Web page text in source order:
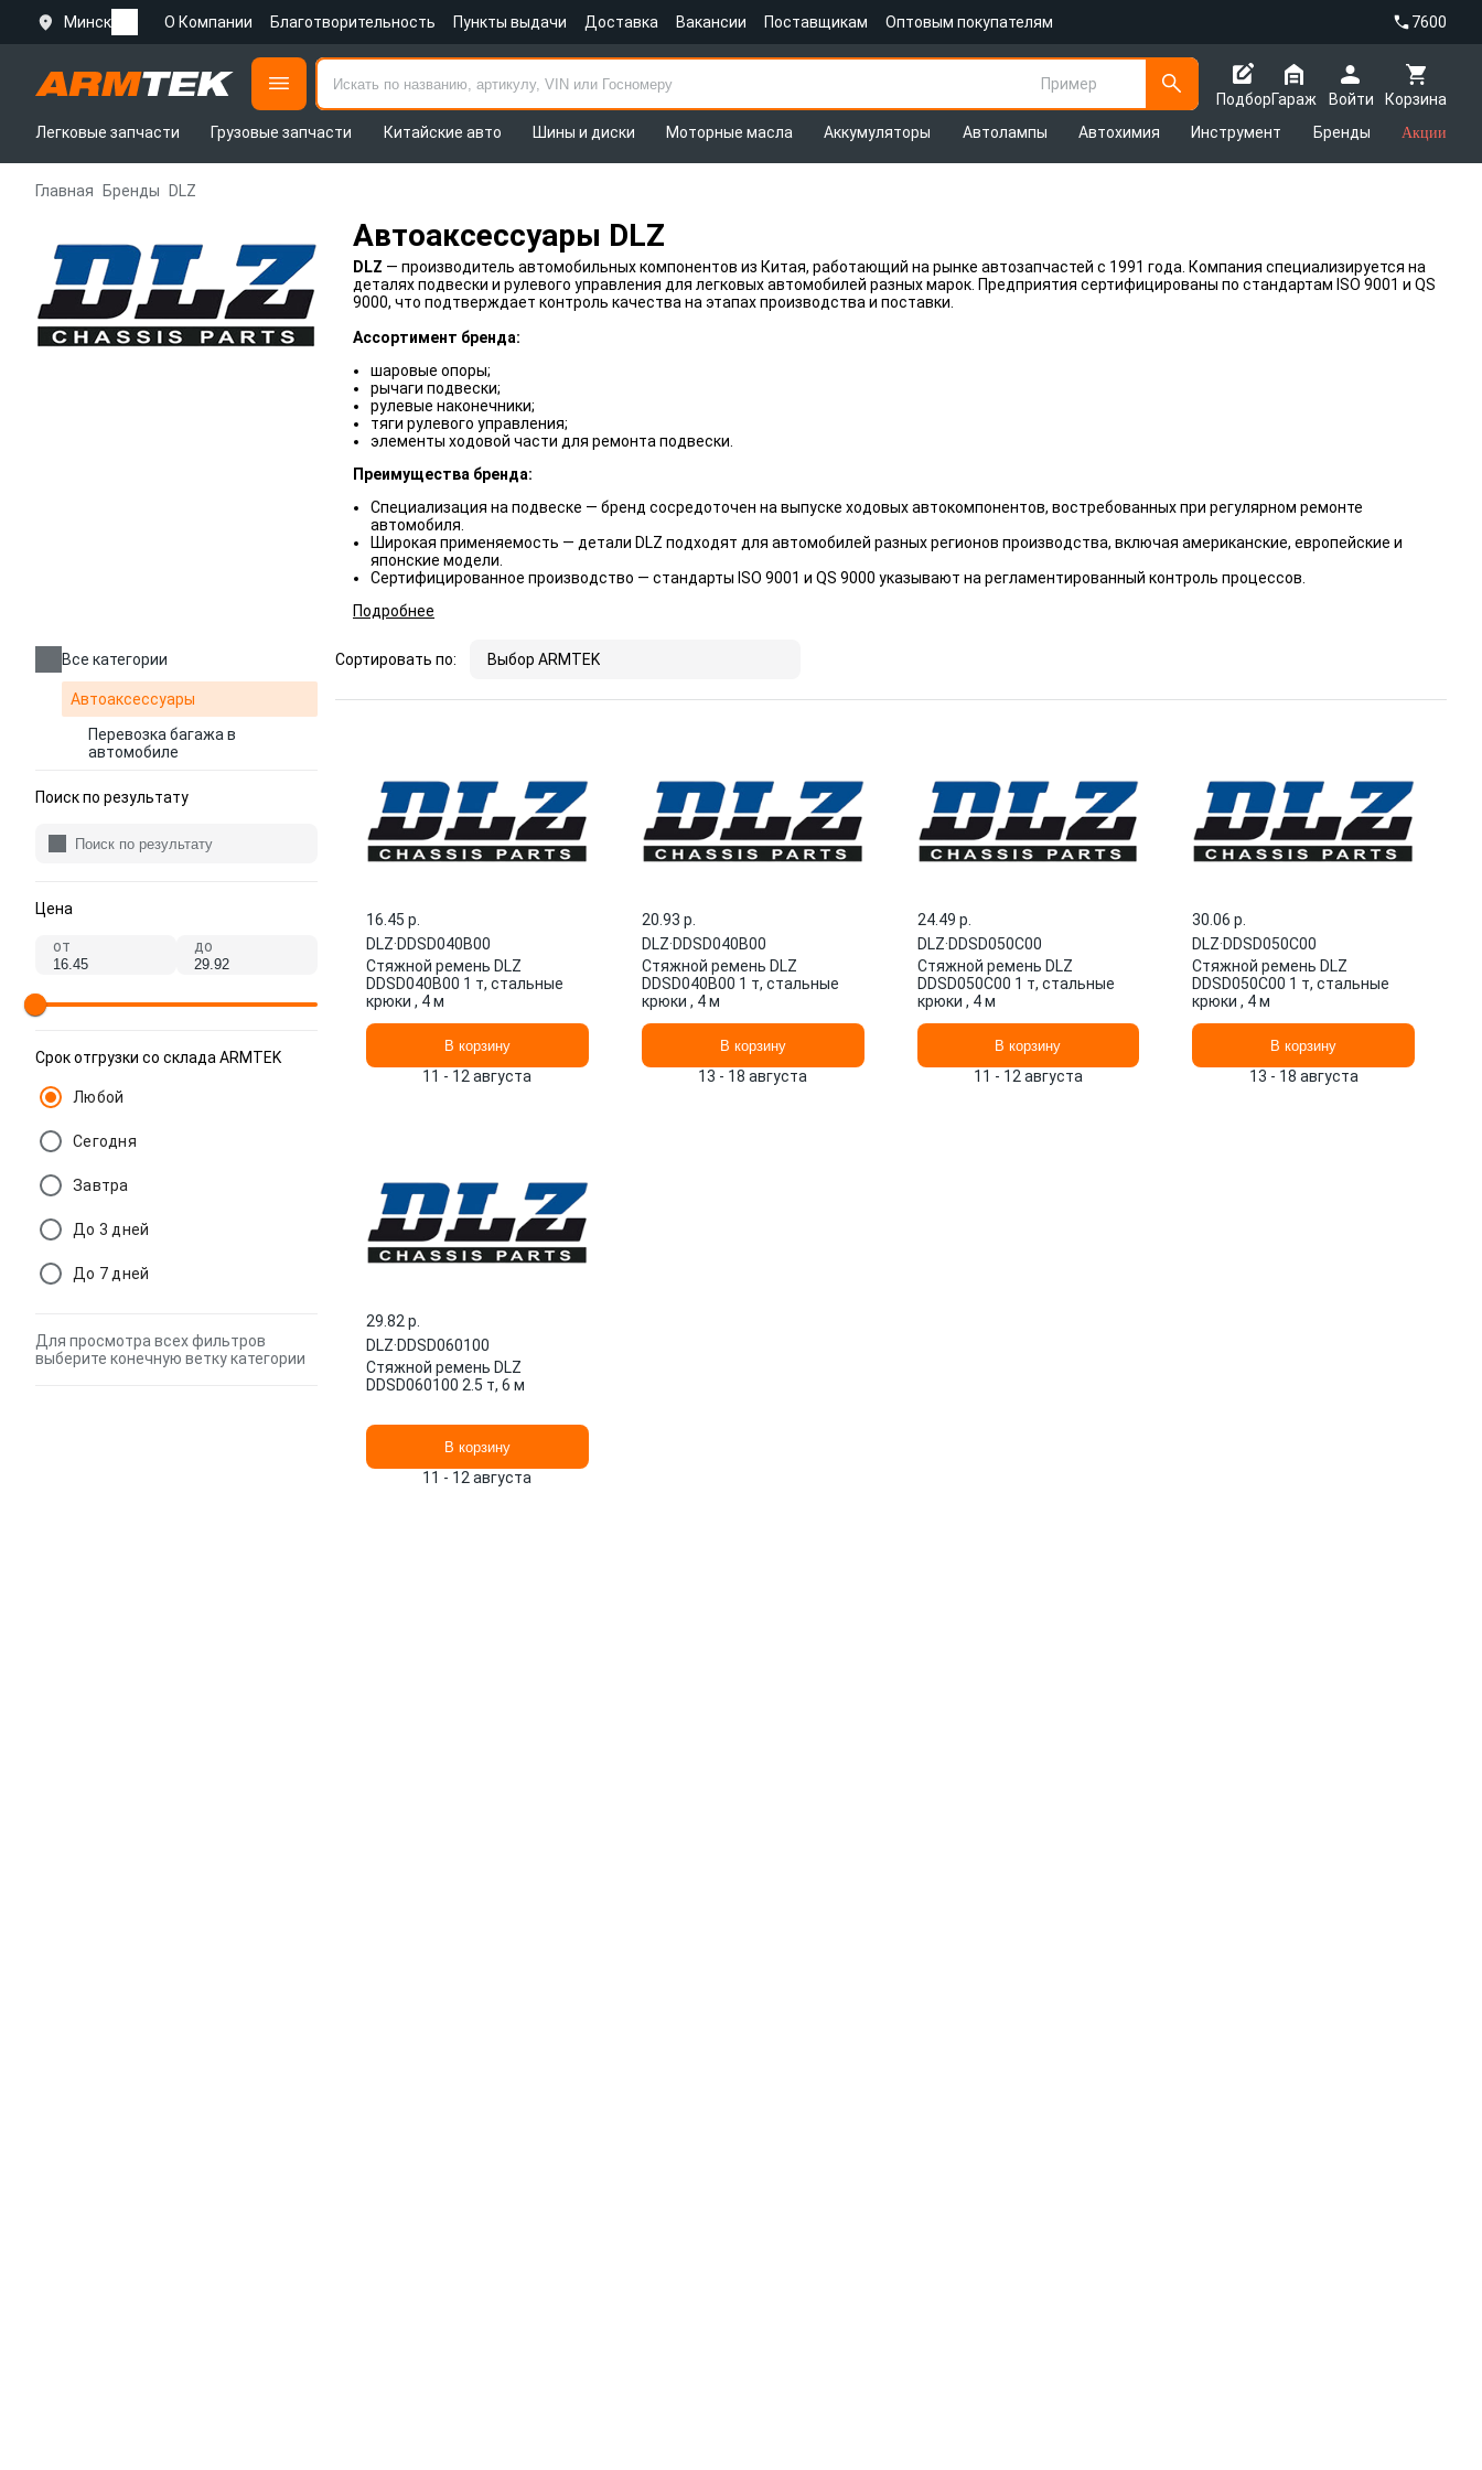
Минск О Компании Благотворительность Пункты выдачи Доставка Вакансии Поставщикам Оптовым покупателям 7600
Пример
Подбор
Корзина
Гараж
Войти
Легковые запчасти
Грузовые запчасти Китайские авто Шины и диски Моторные масла Аккумуляторы Автолампы Автохимия Инструмент Бренды Акции
Главная Бренды DLZ
Автоаксессуары DLZ
DLZ — производитель автомобильных компонентов из Китая, работающий на рынке автозапчастей с 1991 года. Компания специализируется на
деталях подвески и рулевого управления для легковых автомобилей разных марок. Предприятия сертифицированы по стандартам ISO 9001 и QS
9000, что подтверждает контроль качества на этапах производства и поставки.
Ассортимент бренда:
шаровые опоры;
рычаги подвески;
рулевые наконечники;
тяги рулевого управления;
элементы ходовой части для ремонта подвески.
Преимущества бренда:
Специализация на подвеске — бренд сосредоточен на выпуске ходовых автокомпонентов, востребованных при регулярном ремонте
автомобиля.
Широкая применяемость — детали DLZ подходят для автомобилей разных регионов производства, включая американские, европейские и
японские модели.
Сертифицированное производство — стандарты ISO 9001 и QS 9000 указывают на регламентированный контроль процессов.
Подробнее
Все категории
Автоаксессуары
Перевозка багажа в
автомобиле
Поиск по результату
Цена
от до
Срок отгрузки со склада ARMTEK
Любой
Сегодня
Завтра
До 3 дней
До 7 дней
Для просмотра всех фильтров
выберите конечную ветку категории
Сортировать по: Выбор ARMTEK
16.45 p.
DLZ·DDSD040B00
Стяжной ремень DLZ
DDSD040B00 1 т, стальные
крюки , 4 м
В корзину
11 - 12 августа
20.93 p.
DLZ·DDSD040B00
Стяжной ремень DLZ
DDSD040B00 1 т, стальные
крюки , 4 м
В корзину
13 - 18 августа
24.49 p.
DLZ·DDSD050C00
Стяжной ремень DLZ
DDSD050C00 1 т, стальные
крюки , 4 м
В корзину
11 - 12 августа
30.06 p.
DLZ·DDSD050C00
Стяжной ремень DLZ
DDSD050C00 1 т, стальные
крюки , 4 м
В корзину
13 - 18 августа
29.82 p.
DLZ·DDSD060100
Стяжной ремень DLZ
DDSD060100 2.5 т, 6 м
В корзину
11 - 12 августа